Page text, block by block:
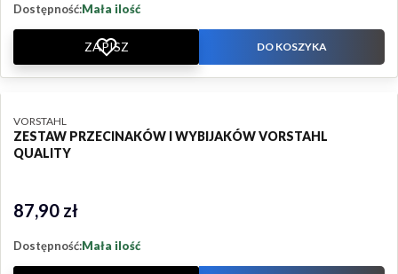
Dostępność:Mała ilość
ZAPISZ DO KOSZYKA
ZESTAW PRZECINAKÓW I WYBIJAKÓW VORSTAHL
QUALITY
PRODUCENT
VORSTAHL
Cena
87,90 zł
Dostępność:Mała ilość